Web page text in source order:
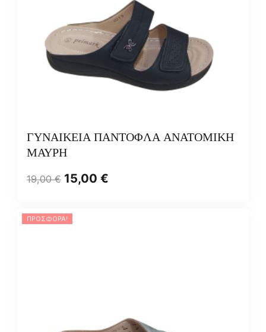
ΓΥΝΑΙΚΕΙΑ ΠΑΝΤΟΦΛΑ ΑΝΑΤΟΜΙΚΗ
ΜΑΥΡΗ
19,00€ 15,00 €
ΠΡΟΣΦΟΡΆ!